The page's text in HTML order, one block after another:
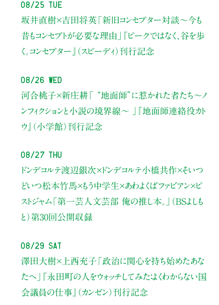
08/25 Tue
坂井直樹×吉田将英「新旧コンセプター対談～今も
昔もコンセプトが必要な理由」
『ピークではなく、谷を歩
く。コンセプター』（スピーディ）刊行記念
08/26 Wed
河合桃子×新庄耕「 “地面師”に惹かれた者たち〜ノ
ンフィクションと小説の境界線〜 」
『地面師連絡役カト
ウ』（小学館）刊行記念
08/27 Thu
ドンデコルテ渡辺銀次×ドンデコルテ小橋共作×そいつ
どいつ松本竹馬×もう中学生×あわよくばファビアン×ピ
ストジャム「第一芸人文芸部 俺の推し本。」（BSよしも
と） 第30回公開収録
08/29 Sat
澤田大樹×上西充子 「政治に関心を持ち始めたあな
たへ」
『永田町の人をウォッチしてみた：よくわからない国
会議員の仕事』（カンゼン）刊行記念